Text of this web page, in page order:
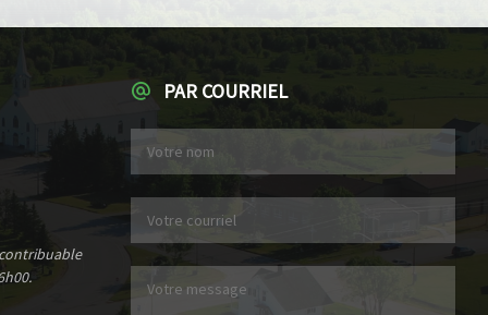
PAR COURRIEL